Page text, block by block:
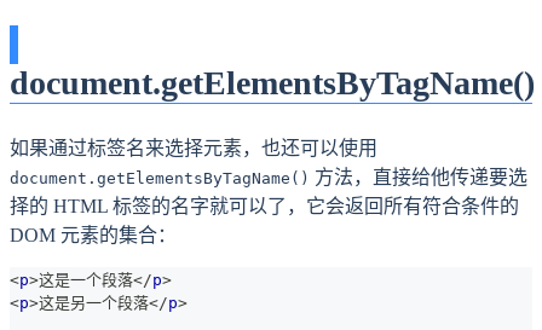
document.getElementsByTagName()
如果通过标签名来选择元素，也还可以使用
document.getElementsByTagName() 方法，直接给他传递要选
择的 HTML 标签的名字就可以了，它会返回所有符合条件的
DOM 元素的集合：
<p>这是一个段落</p>
<p>这是另一个段落</p>